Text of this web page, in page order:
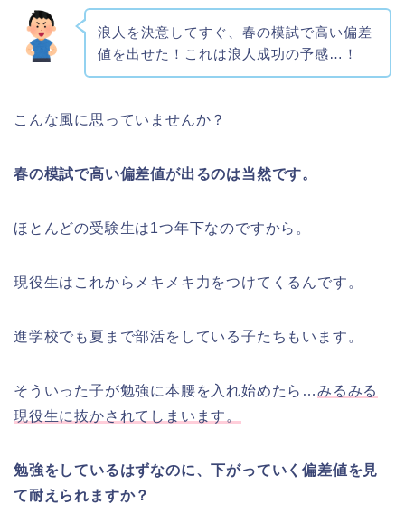
浪人を決意してすぐ、春の模試で高い偏差
値を出せた！これは浪人成功の予感…！
こんな風に思っていませんか？
春の模試で高い偏差値が出るのは当然です。
ほとんどの受験生は1つ年下なのですから。
現役生はこれからメキメキ力をつけてくるんです。
進学校でも夏まで部活をしている子たちもいます。
そういった子が勉強に本腰を入れ始めたら…みるみる
現役生に抜かされてしまいます。
勉強をしているはずなのに、下がっていく偏差値を見
て耐えられますか？